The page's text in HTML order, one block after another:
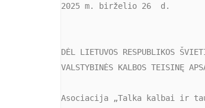
2025 m. birželio 26  d.
DĖL LIETUVOS RESPUBLIKOS
VALSTYBINĖS KALBOS TEISINĘ
Asociacija „Talka kalbai ir